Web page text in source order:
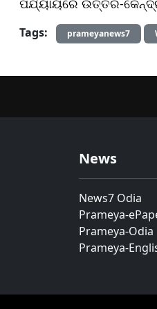
Tags: prameyanews7
News
News7 Odia
Prameya-
Prameya-Odia
Prameya-